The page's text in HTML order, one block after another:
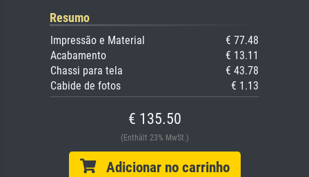
Resumo
Impressão e Material
€ 77.48
Acabamento
€ 13.11
Chassi para tela
€ 43.78
Cabide de fotos
€ 1.13
€ 135.50
(Enthält 23% MwSt.)
Adicionar no carrinho